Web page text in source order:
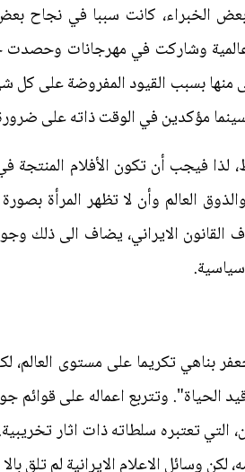
الخبراء، كانت سببا في نجاح
وشاركت في مهرجانات
منها بسبب القيود المفروضة على
مؤكدين في الوقت ذاته على
فيجب أن تكون الأفلام المنتجة
العالم وأن لا تظهر المرأة
القانون الايراني، يضاف الى ذلك
سياسية.
بناهي تكريما على مستوى العالم،
وتتربع اعماله على قوائم
التي تعتبره سلطاته ذات اثار
وسائل الاعلام الايرانية لم تلق